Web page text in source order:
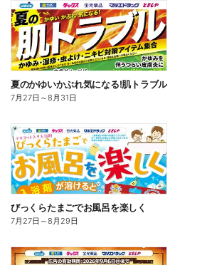
夏のかゆいかぶれ気になる!肌トラブル
7月27日 ～8月31日
びっくらたまごでお風呂を楽しく
7月27日 ～8月29日